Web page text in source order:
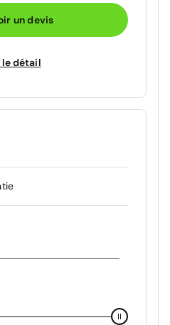
un devis
le détail